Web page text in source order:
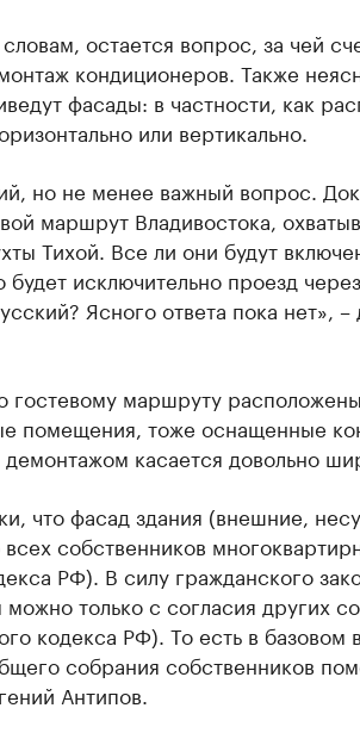
остается вопрос, за чей
кондиционеров. Также
фасады: в частности, как
или вертикально.
но не менее важный вопрос.
маршрут Владивостока,
Тихой. Все ли они будут
будет исключительно проезд
Ясного ответа пока нет», –
гостевому маршруту
помещения, тоже оснащенные
касается довольно
что фасад здания (внешние,
собственников
РФ). В силу гражданского
только с согласия других
кодекса РФ). То есть в базовом
собрания собственников
Антипов.